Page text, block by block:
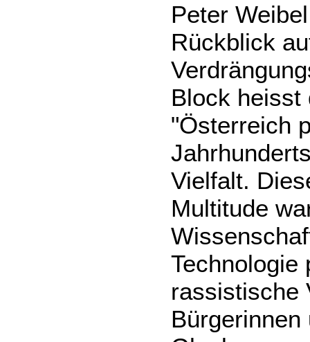
Peter
Rückblick
Block heisst
"Österreich
Vielfalt.
Multitude
Technologie
rassistische